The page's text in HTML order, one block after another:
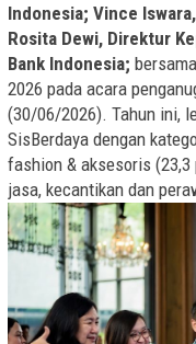
Indonesia; Vince
Rosita Dewi, Direktur
Bank Indonesia;
2026 pada acara
(30/06/2026). Tahun ini,
SisBerdaya dengan
fashion & aksesoris (23,3
jasa, kecantikan dan